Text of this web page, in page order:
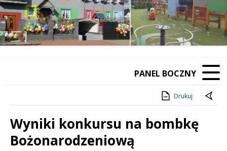
PANEL BOCZNY
Drukuj
Wyniki konkursu na bombkę
Bożonarodzeniową